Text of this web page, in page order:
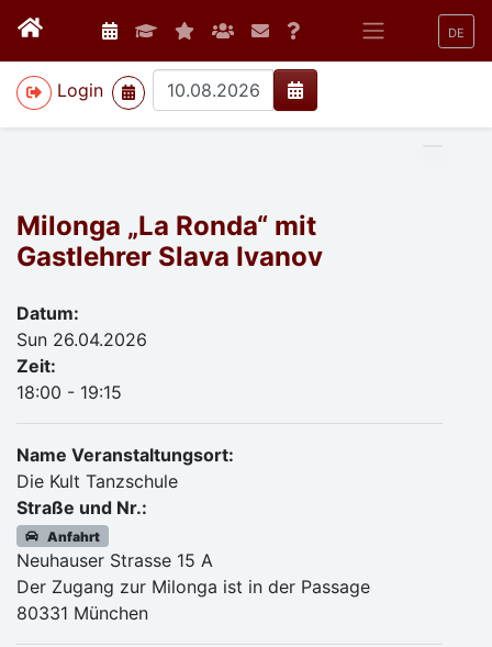
DE
Login
>
Milonga „La Ronda“ mit
Gastlehrer Slava Ivanov
Datum:
Sun 26.04.2026
Zeit:
18:00 - 19:15
Name Veranstaltungsort:
Die Kult Tanzschule
Straße und Nr.:
Anfahrt
Neuhauser Strasse 15 A
Der Zugang zur Milonga ist in der Passage
80331 München